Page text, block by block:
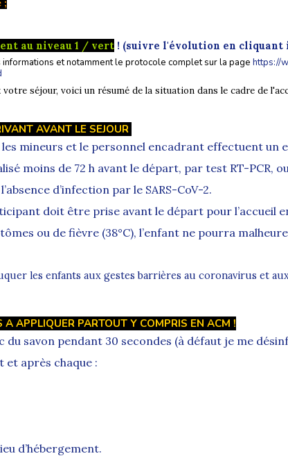
;
au niveau 1 / vert ! (suivre l'évolution en cliquant
et notamment le protocole complet sur la page https://
séjour, voici un résumé de la situation dans le cadre de
AVANT LE SEJOUR
mineurs et le personnel encadrant effectuent un
moins de 72 h avant le départ, par test RT-PCR,
d’infection par le SARS-CoV-2.
doit être prise avant le départ pour l’accueil
ou de fièvre (38°C), l’enfant ne pourra
les enfants aux gestes barrières au coronavirus et
A APPLIQUER PARTOUT Y COMPRIS EN ACM !
du savon pendant 30 secondes (à défaut je me
et après chaque :
d’hébergement.